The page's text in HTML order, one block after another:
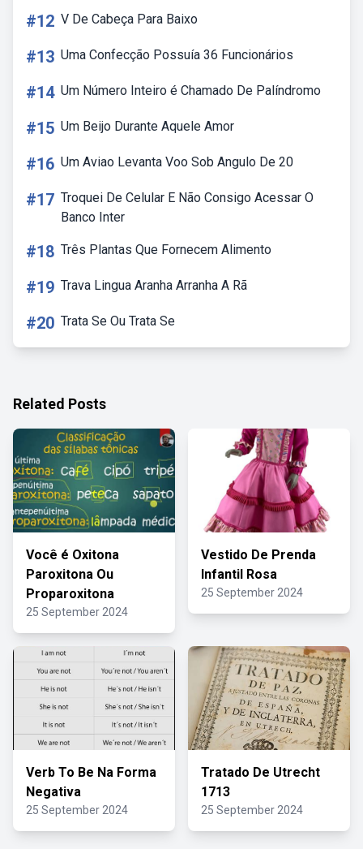
#12 V De Cabeça Para Baixo
#13 Uma Confecção Possuía 36 Funcionários
#14 Um Número Inteiro é Chamado De Palíndromo
#15 Um Beijo Durante Aquele Amor
#16 Um Aviao Levanta Voo Sob Angulo De 20
#17 Troquei De Celular E Não Consigo Acessar O
Banco Inter
#18 Três Plantas Que Fornecem Alimento
#19 Trava Lingua Aranha Arranha A Rã
#20 Trata Se Ou Trata Se
Related Posts
Você é Oxitona
Paroxitona Ou
Proparoxitona
25 September 2024
Vestido De Prenda
Infantil Rosa
25 September 2024
Verb To Be Na Forma
Negativa
25 September 2024
Tratado De Utrecht
1713
25 September 2024